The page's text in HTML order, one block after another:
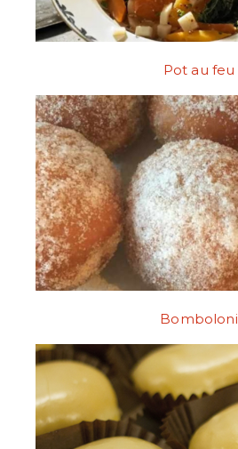
Pot au feu
Bomboloni